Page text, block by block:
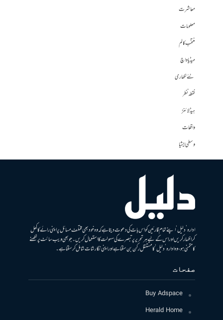
معاشرت
معلومات
منتخب کالم
میڈیا واچ
نئے لکھاری
نقطہ نظر
ہیڈلائنز
واقعات
وسطی ایشیا
ادارہ ’دلیل‘ اپنے تمام قارئین کو اس بات کی دعوت دیتا ہے کہ وہ خود بھی مختلف مسائل پر اپنی رائے کا کھل
کر اظہار کریں اور اس کے لیے ہر تحریر پر تبصرے کی سہولت کا استعمال کریں۔ جو بھی ویب سائٹ پر لکھنے
کا متمنی ہو، وہ ادارہ ’دلیل‘ کا مستقل رکن بن سکتا ہے اور اپنی نگارشات شامل کرسکتا ہے۔
صفحات
Buy Adspace
Herald Home